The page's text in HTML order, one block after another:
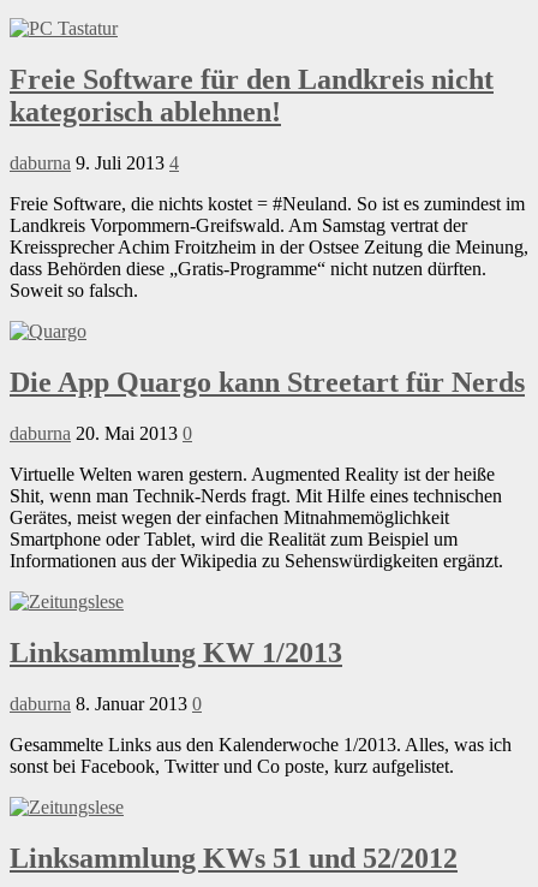
Freie Software für den Landkreis nicht
kategorisch ablehnen!
daburna 9. Juli 2013 4
Freie Software, die nichts kostet = #Neuland. So ist es zumindest im
Landkreis Vorpommern-Greifswald. Am Samstag vertrat der
Kreissprecher Achim Froitzheim in der Ostsee Zeitung die Meinung,
dass Behörden diese „Gratis-Programme“ nicht nutzen dürften.
Soweit so falsch.
Die App Quargo kann Streetart für Nerds
daburna 20. Mai 2013 0
Virtuelle Welten waren gestern. Augmented Reality ist der heiße
Shit, wenn man Technik-Nerds fragt. Mit Hilfe eines technischen
Gerätes, meist wegen der einfachen Mitnahmemöglichkeit
Smartphone oder Tablet, wird die Realität zum Beispiel um
Informationen aus der Wikipedia zu Sehenswürdigkeiten ergänzt.
Linksammlung KW 1/2013
daburna 8. Januar 2013 0
Gesammelte Links aus den Kalenderwoche 1/2013. Alles, was ich
sonst bei Facebook, Twitter und Co poste, kurz aufgelistet.
Linksammlung KWs 51 und 52/2012